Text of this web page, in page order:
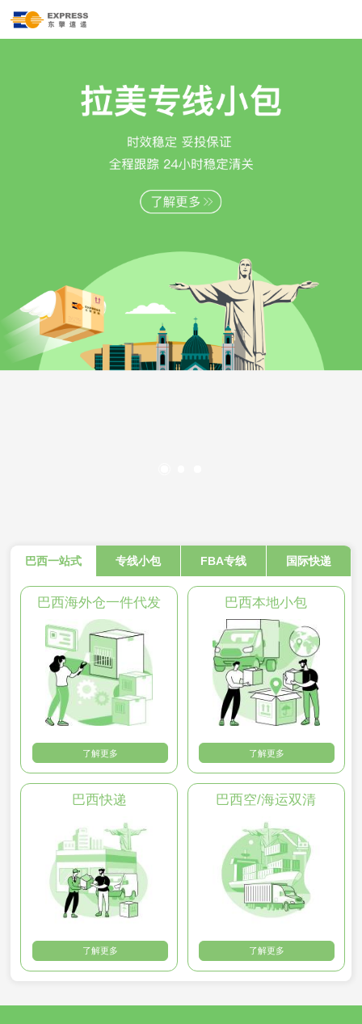
巴西一站式 专线小包 FBA专线 国际快递
巴西海外仓一件代发
了解更多
巴西本地小包
了解更多
巴西快递
了解更多
巴西空/海运双清
了解更多